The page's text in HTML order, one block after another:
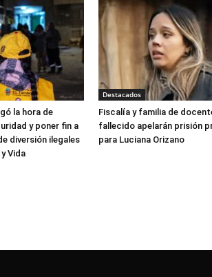
la hora de
y poner fin a
diversión ilegales
Vida
Destacados
Fiscalía y familia de
fallecido apelarán prisión
para Luciana Orizano